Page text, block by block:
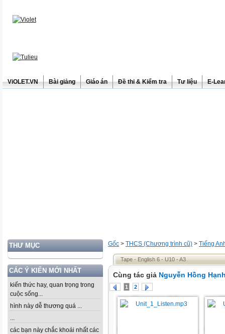
ViOLET.VN Bài giảng Giáo án Đề thi & Kiểm tra Tư liệu E-
THƯ MỤC
CÁC Ý KIẾN MỚI NHẤT
kiến thức hay, quan trọng trong
cuộc sống...
hình này dễ thương quá ...
...
các bạn này chắc khoái nhất các
Gốc > THCS (Chương trình cũ) > Tiếng
Tape - English 6 - U10 - A3
Cùng tác giả Nguyễn Hồng
1 2